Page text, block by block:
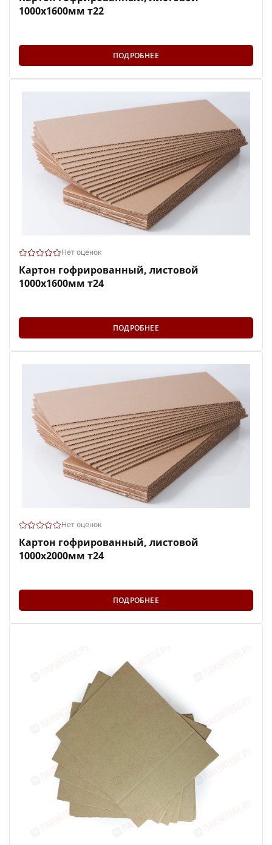
1000х1600мм т22
ПОДРОБНЕЕ
Нет оценок
Картон гофрированный, листовой
1000х1600мм т24
ПОДРОБНЕЕ
Нет оценок
Картон гофрированный, листовой
1000х2000мм т24
ПОДРОБНЕЕ